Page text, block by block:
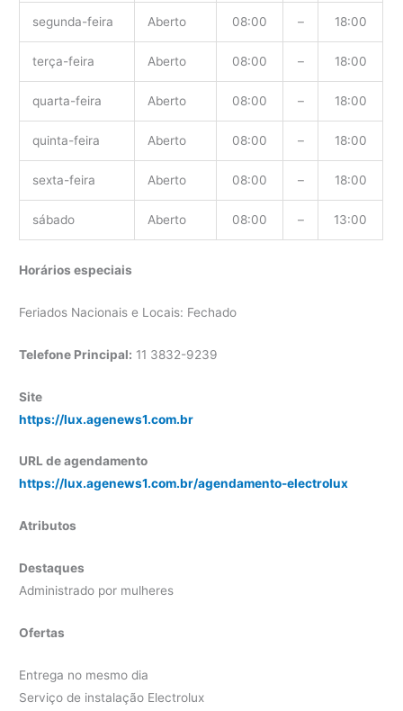
segunda-feira Aberto 08:00 – 18:00
terça-feira Aberto 08:00 – 18:00
quarta-feira Aberto 08:00 – 18:00
quinta-feira Aberto 08:00 – 18:00
sexta-feira Aberto 08:00 – 18:00
sábado Aberto 08:00 – 13:00
Horários especiais
Feriados Nacionais e Locais: Fechado
Telefone Principal: 11 3832-9239
Site
https://lux.agenews1.com.br
URL de agendamento
https://lux.agenews1.com.br/agendamento-electrolux
Atributos
Destaques
Administrado por mulheres
Ofertas
Entrega no mesmo dia
Serviço de instalação Electrolux